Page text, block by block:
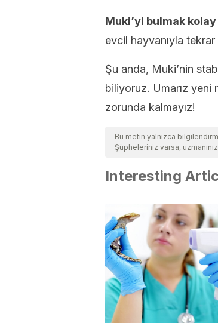
Muki’yi bulmak kolay
evcil hayvanıyla
Şu anda, Muki’nin
biliyoruz. Umarız yeni
zorunda kalmayız!
Bu metin yalnızca
Şüpheleriniz varsa,
Interesting